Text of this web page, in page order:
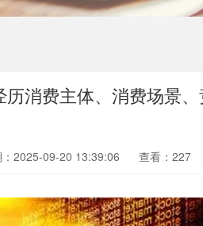
消费主体、消费场景
：2025-09-20 13:39:06 查看：227